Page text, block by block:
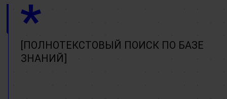
ПОЛНОТЕКСТОВЫЙ ПОИСК ПО БАЗЕ
ЗНАНИЙ